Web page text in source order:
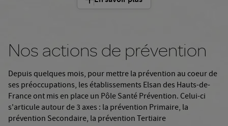
Nos actions de prévention
Depuis quelques mois, pour mettre la prévention au coeur de
ses préoccupations, les établissements Elsan des Hauts-de-
France ont mis en place un Pôle Santé Prévention. Celui-ci
s'articule autour de 3 axes : la prévention Primaire, la
prévention Secondaire, la prévention Tertiaire